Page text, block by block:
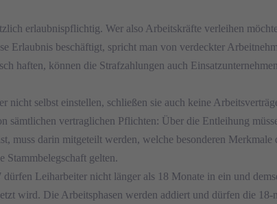
erlaubnispflichtig. Wer also Arbeitskräfte verleihen
Erlaubnis beschäftigt, spricht man von verdeckter
haften, können die Strafzahlungen auch
nicht selbst einstellen, schließen sie auch keine
sämtlichen vertraglichen Pflichten: Über die Entleihung
muss darin mitgeteilt werden, welche besonderen
Stammbelegschaft gelten.
Leiharbeiter nicht länger als 18 Monate in ein und
wird. Die Arbeitsphasen werden addiert und dürfen die